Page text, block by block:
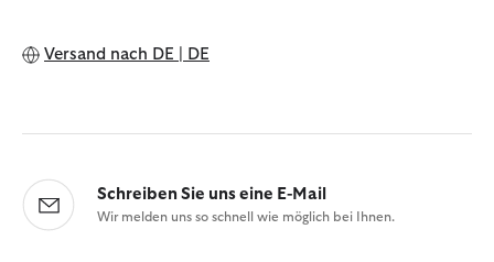
Versand nach DE | DE
Schreiben Sie uns eine E-Mail
Wir melden uns so schnell wie möglich bei Ihnen.